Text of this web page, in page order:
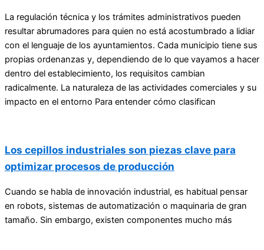
La regulación técnica y los trámites administrativos pueden
resultar abrumadores para quien no está acostumbrado a lidiar
con el lenguaje de los ayuntamientos. Cada municipio tiene sus
propias ordenanzas y, dependiendo de lo que vayamos a hacer
dentro del establecimiento, los requisitos cambian
radicalmente. La naturaleza de las actividades comerciales y su
impacto en el entorno Para entender cómo clasifican
Los cepillos industriales son piezas clave para
optimizar procesos de producción
Cuando se habla de innovación industrial, es habitual pensar
en robots, sistemas de automatización o maquinaria de gran
tamaño. Sin embargo, existen componentes mucho más